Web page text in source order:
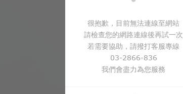
很抱歉，目前無法連線至網站
請檢查您的網路連線後再試一次
若需要協助，請撥打客服專線
03-2866-836
我們會盡力為您服務